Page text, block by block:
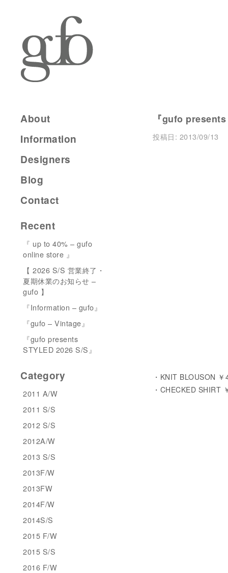
『gufo
投稿日: 2013/09/13
・KNIT BLOUSON
・CHECKED SHIRT
About
Information
Designers
Blog
Contact
Recent
『 up to 40% – gufo
online store 』
【 2026 S/S 営業終了・
夏期休業のお知らせ –
gufo 】
『Information – gufo』
『gufo – Vintage』
『gufo presents
STYLED 2026 S/S』
Category
2011 A/W
2011 S/S
2012 S/S
2012A/W
2013 S/S
2013F/W
2013FW
2014F/W
2014S/S
2015 F/W
2015 S/S
2016 F/W